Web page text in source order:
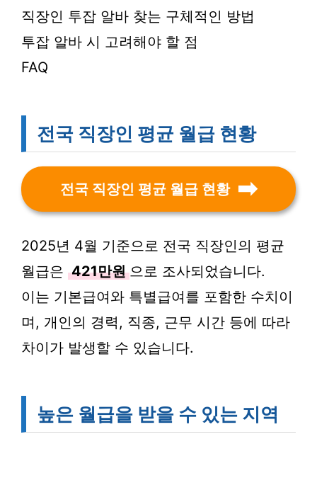
직장인 투잡 알바 찾는 구체적인 방법
투잡 알바 시 고려해야 할 점
FAQ
전국 직장인 평균 월급 현황
전국 직장인 평균 월급 현황
2025년 4월 기준으로 전국 직장인의 평균
월급은 421만원 으로 조사되었습니다.
이는 기본급여와 특별급여를 포함한 수치이
며, 개인의 경력, 직종, 근무 시간 등에 따라
차이가 발생할 수 있습니다.
높은 월급을 받을 수 있는 지역